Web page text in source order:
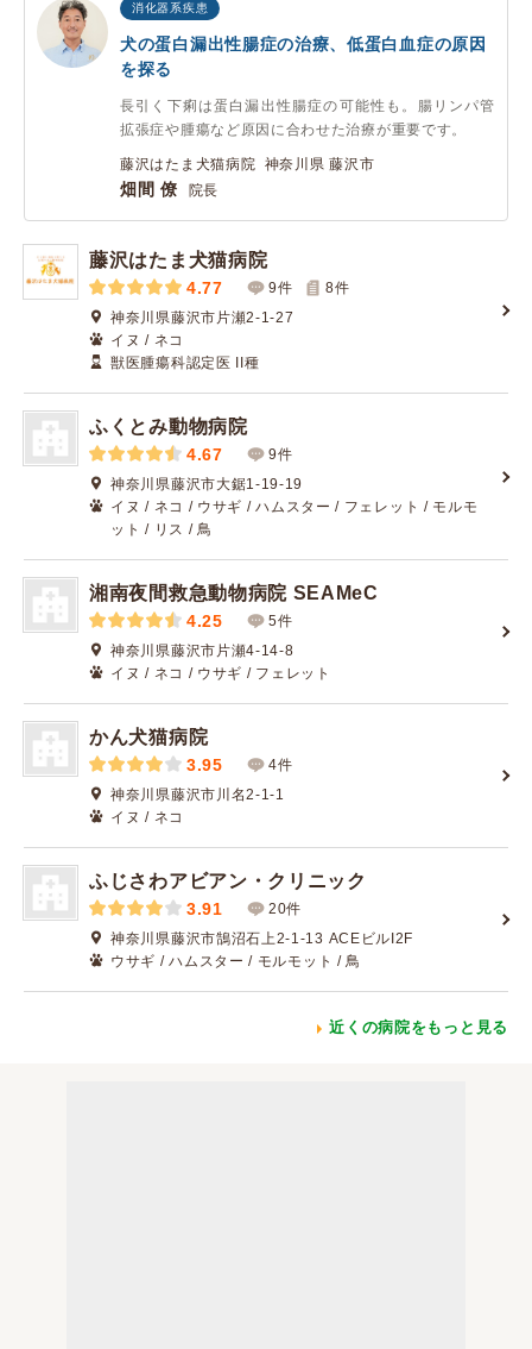
消化器系疾患
犬の蛋白漏出性腸症の治療、低蛋白血症の原因
を探る
長引く下痢は蛋白漏出性腸症の可能性も。腸リンパ管
拡張症や腫瘍など原因に合わせた治療が重要です。
藤沢はたま犬猫病院 神奈川県 藤沢市
畑間 僚 院長
藤沢はたま犬猫病院
4.77 9件 8件
神奈川県藤沢市片瀬2-1-27
イヌ / ネコ
獣医腫瘍科認定医 II種
ふくとみ動物病院
4.67
9件
神奈川県藤沢市大鋸1-19-19
イヌ / ネコ / ウサギ / ハムスター / フェレット / モルモ
ット / リス / 鳥
湘南夜間救急動物病院 SEAMeC
4.25
5件
神奈川県藤沢市片瀬4-14-8
イヌ / ネコ / ウサギ / フェレット
かん犬猫病院
3.95
4件
神奈川県藤沢市川名2-1-1
イヌ / ネコ
ふじさわアビアン・クリニック
3.91
20件
神奈川県藤沢市鵠沼石上2-1-13 ACEビルI2F
ウサギ / ハムスター / モルモット / 鳥
近くの病院をもっと見る